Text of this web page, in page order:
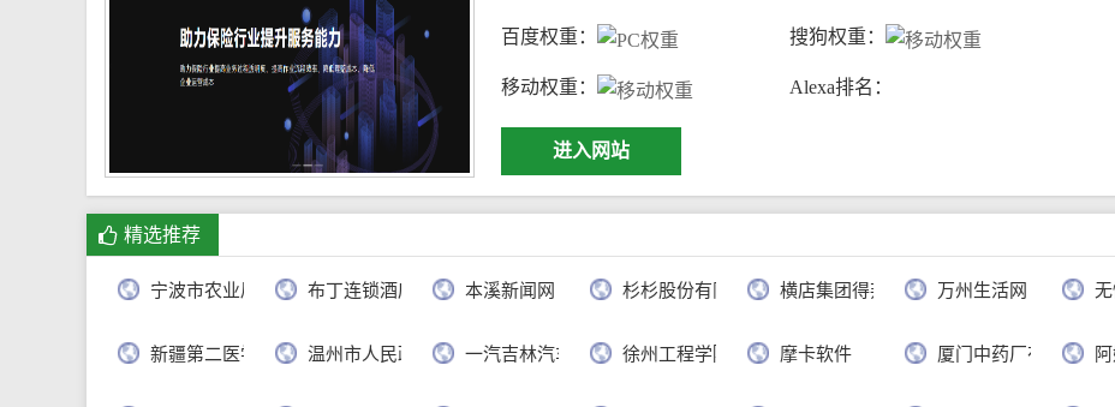
百度权重： 搜狗权重：
移动权重： Alexa排名：
进入网站
精选推荐
宁波市农业局 布丁连锁酒店官网 本溪新闻网 杉杉股份有限公司 横店集团得邦工程塑料有限公司
万州生活网
新疆第二医学院 温州市人民政府 一汽吉林汽车有限公司徐州工程学院 摩卡软件 厦门中药厂有限公司